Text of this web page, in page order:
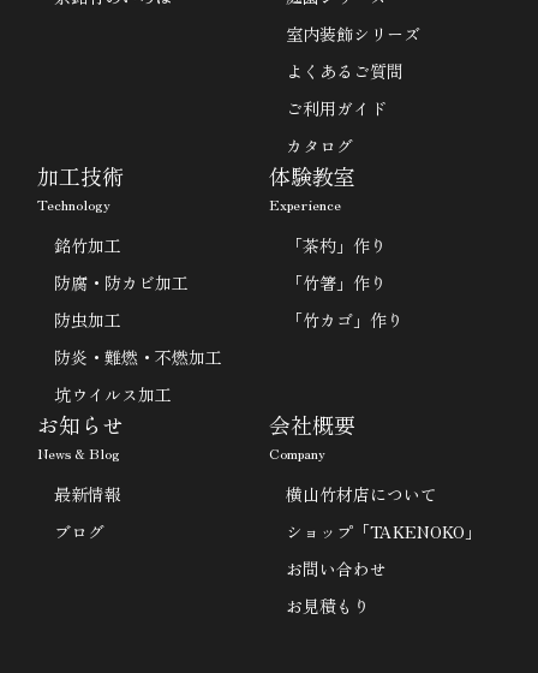
室内装飾シリーズ
よくあるご質問
ご利用ガイド
カタログ
加工技術
Technology
銘竹加工
防腐・防カビ加工
防虫加工
防炎・難燃・不燃加工
坑ウイルス加工
体験教室
Experience
「茶杓」作り
「竹箸」作り
「竹カゴ」作り
お知らせ
News & Blog
最新情報
ブログ
会社概要
Company
横山竹材店について
ショップ「TAKENOKO」
お問い合わせ
お見積もり